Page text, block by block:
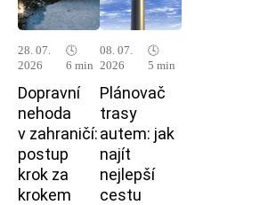
28. 07.
2026
🕓
6 min
Dopravní
nehoda
v zahraničí:
postup
krok za
krokem
08. 07.
2026
🕓
5 min
Plánovač
trasy
autem: jak
najít
nejlepší
cestu